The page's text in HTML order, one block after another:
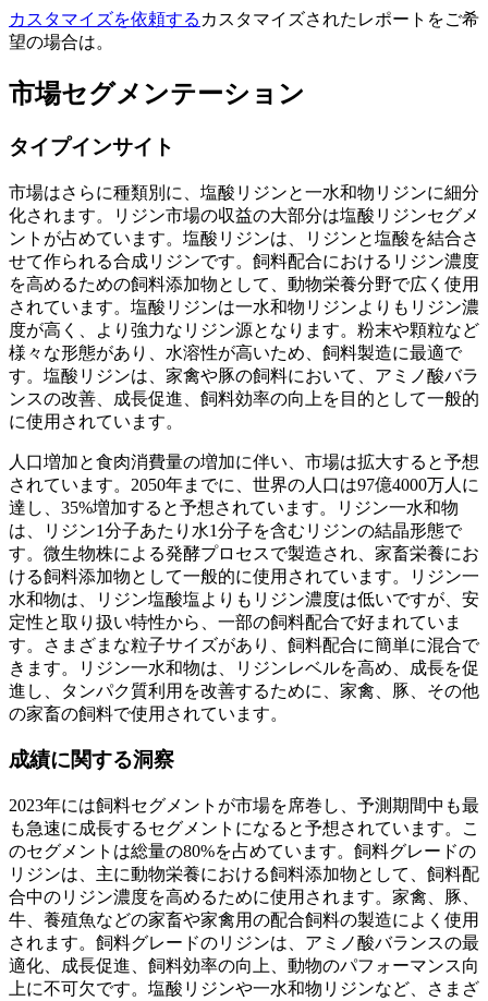
カスタマイズを依頼する カスタマイズされたレポートをご希
望の場合は。
市場セグメンテーション
タイプインサイト
市場はさらに種類別に、塩酸リジンと一水和物リジンに細分
化されます。リジン市場の収益の大部分は塩酸リジンセグメ
ントが占めています。塩酸リジンは、リジンと塩酸を結合さ
せて作られる合成リジンです。飼料配合におけるリジン濃度
を高めるための飼料添加物として、動物栄養分野で広く使用
されています。塩酸リジンは一水和物リジンよりもリジン濃
度が高く、より強力なリジン源となります。粉末や顆粒など
様々な形態があり、水溶性が高いため、飼料製造に最適で
す。塩酸リジンは、家禽や豚の飼料において、アミノ酸バラ
ンスの改善、成長促進、飼料効率の向上を目的として一般的
に使用されています。
人口増加と食肉消費量の増加に伴い、市場は拡大すると予想
されています。2050年までに、世界の人口は97億4000万人に
達し、35%増加すると予想されています。リジン一水和物
は、リジン1分子あたり水1分子を含むリジンの結晶形態で
す。微生物株による発酵プロセスで製造され、家畜栄養にお
ける飼料添加物として一般的に使用されています。リジン一
水和物は、リジン塩酸塩よりもリジン濃度は低いですが、安
定性と取り扱い特性から、一部の飼料配合で好まれていま
す。さまざまな粒子サイズがあり、飼料配合に簡単に混合で
きます。リジン一水和物は、リジンレベルを高め、成長を促
進し、タンパク質利用を改善するために、家禽、豚、その他
の家畜の飼料で使用されています。
成績に関する洞察
2023年には飼料セグメントが市場を席巻し、予測期間中も最
も急速に成長するセグメントになると予想されています。こ
のセグメントは総量の80%を占めています。飼料グレードの
リジンは、主に動物栄養における飼料添加物として、飼料配
合中のリジン濃度を高めるために使用されます。家禽、豚、
牛、養殖魚などの家畜や家禽用の配合飼料の製造によく使用
されます。飼料グレードのリジンは、アミノ酸バランスの最
適化、成長促進、飼料効率の向上、動物のパフォーマンス向
上に不可欠です。塩酸リジンや一水和物リジンなど、さまざ